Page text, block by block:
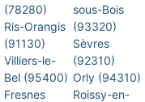
(78280)
Ris-Orangis
(91130)
Villiers-le-
Bel (95400)
Fresnes
sous-Bois
(93320)
Sèvres
(92310)
Orly (94310)
Roissy-en-